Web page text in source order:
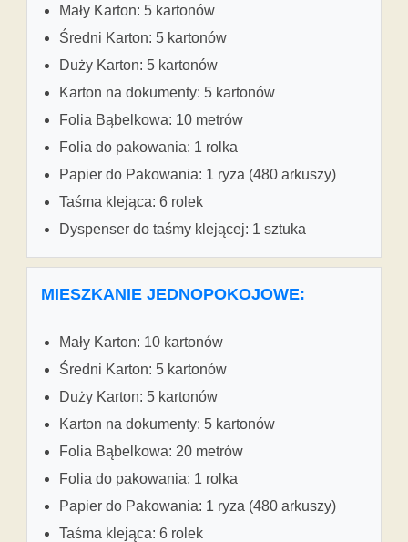
Mały Karton: 5 kartonów
Średni Karton: 5 kartonów
Duży Karton: 5 kartonów
Karton na dokumenty: 5 kartonów
Folia Bąbelkowa: 10 metrów
Folia do pakowania: 1 rolka
Papier do Pakowania: 1 ryza (480 arkuszy)
Taśma klejąca: 6 rolek
Dyspenser do taśmy klejącej: 1 sztuka
MIESZKANIE JEDNOPOKOJOWE:
Mały Karton: 10 kartonów
Średni Karton: 5 kartonów
Duży Karton: 5 kartonów
Karton na dokumenty: 5 kartonów
Folia Bąbelkowa: 20 metrów
Folia do pakowania: 1 rolka
Papier do Pakowania: 1 ryza (480 arkuszy)
Taśma klejąca: 6 rolek